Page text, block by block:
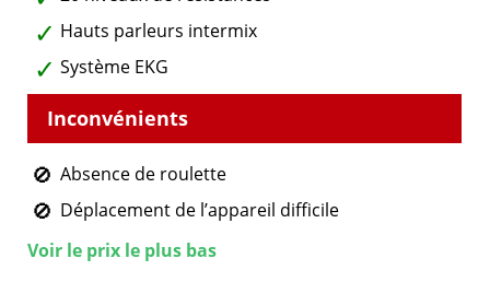
Hauts parleurs intermix
Système EKG
Absence de roulette
Déplacement de l’appareil difficile
Voir le prix le plus bas